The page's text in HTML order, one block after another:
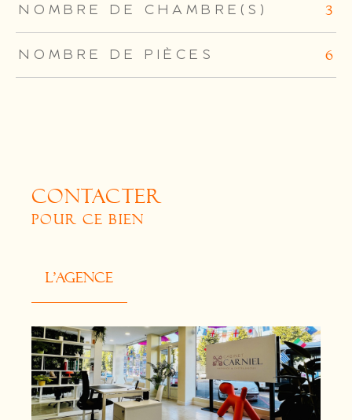
NOMBRE DE CHAMBRE(S) 3
NOMBRE DE PIÈCES 6
CONTACTER
POUR CE BIEN
L'agence